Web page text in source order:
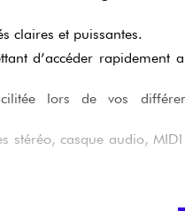
claires et puissantes.
d’accéder rapidement
lors de vos
stéréo, casque audio,